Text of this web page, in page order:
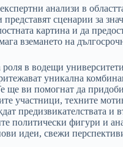
анализи в
сценарии за
картина и да
вземането на
в водещи
уникална
ще ви помогнат да
участници, техните
предизвикателствата
политически фигури и
идеи, свежи